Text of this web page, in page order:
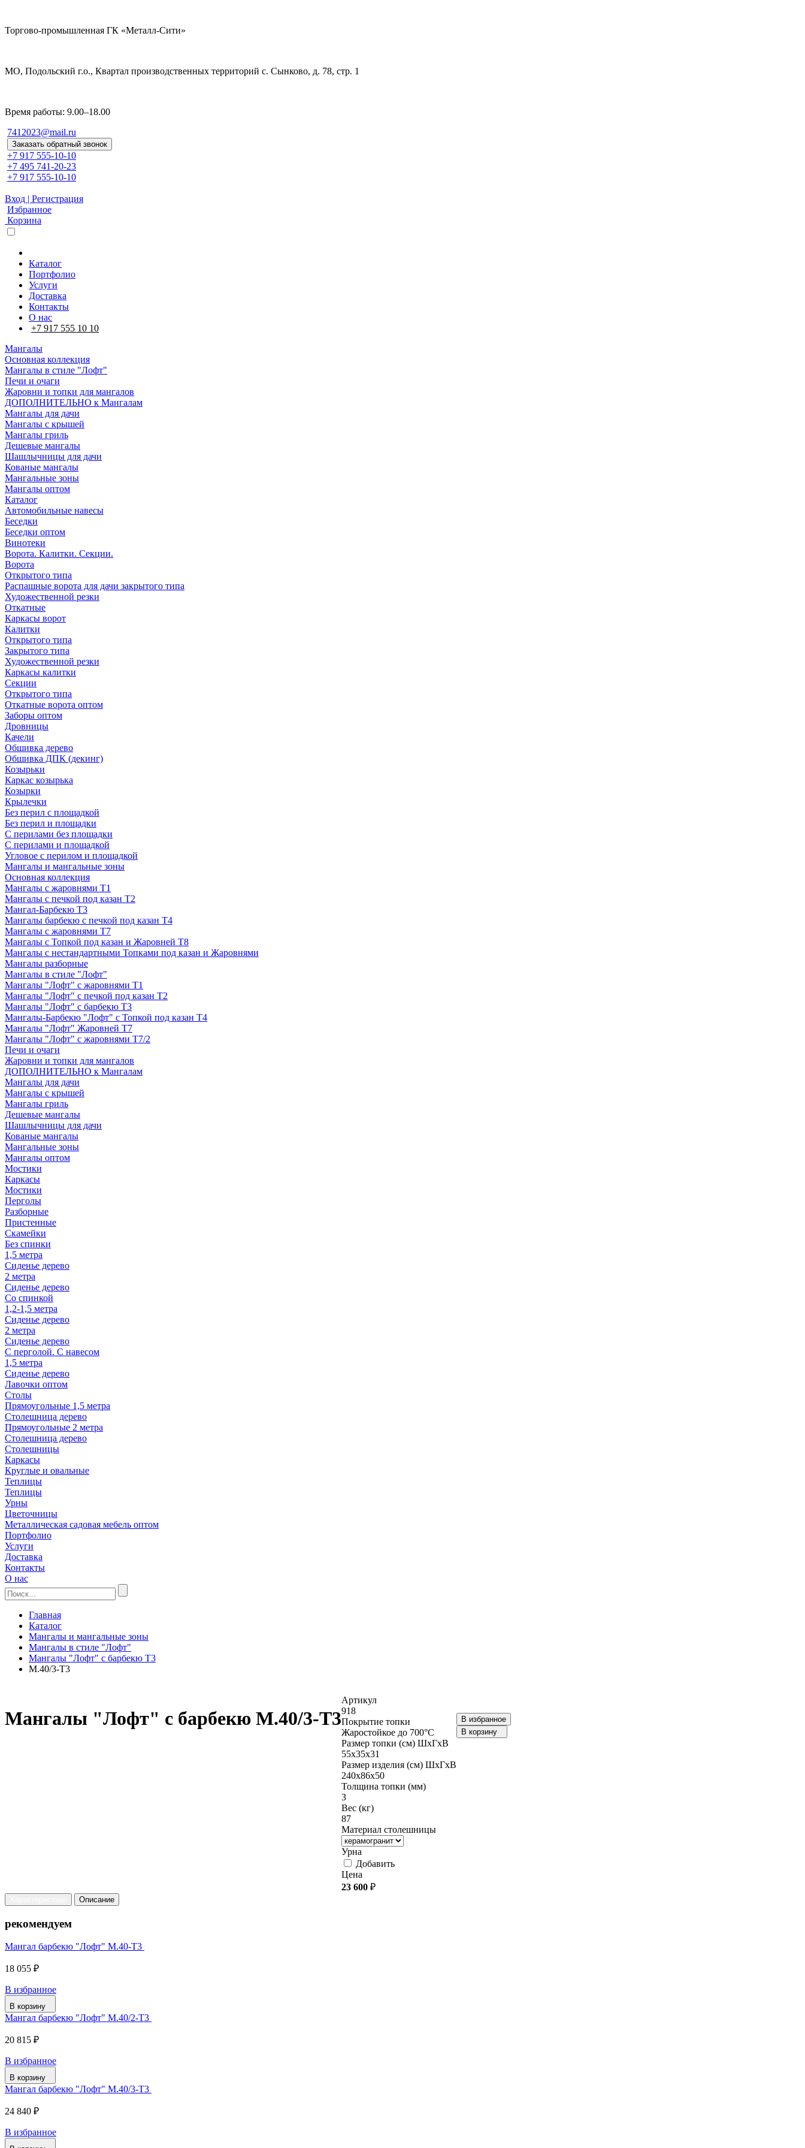
Торгово-промышленная ГК «Металл-Сити»
МО, Подольский г.о., Квартал производственных территорий с. Сынково, д. 78, стр. 1
Время работы: 9.00–18.00
7412023@mail.ru
Заказать обратный звонок
+7 917 555-10-10
+7 495 741-20-23
+7 917 555-10-10
Вход | Регистрация
Избранное
Корзина
Каталог
Портфолио
Услуги
Доставка
Контакты
О нас
+7 917 555 10 10
Мангалы
Основная коллекция
Мангалы в стиле "Лофт"
Печи и очаги
Жаровни и топки для мангалов
ДОПОЛНИТЕЛЬНО к Мангалам
Мангалы для дачи
Мангалы с крышей
Мангалы гриль
Дешевые мангалы
Шашлычницы для дачи
Кованые мангалы
Мангальные зоны
Мангалы оптом
Каталог
Автомобильные навесы
Беседки
Беседки оптом
Винотеки
Ворота. Калитки. Секции.
Ворота
Открытого типа
Распашные ворота для дачи закрытого типа
Художественной резки
Откатные
Каркасы ворот
Калитки
Открытого типа
Закрытого типа
Художественной резки
Каркасы калитки
Секции
Открытого типа
Откатные ворота оптом
Заборы оптом
Дровницы
Качели
Обшивка дерево
Обшивка ДПК (декинг)
Козырьки
Каркас козырька
Козырки
Крылечки
Без перил с площадкой
Без перил и площадки
С перилами без площадки
С перилами и площадкой
Угловое с перилом и площадкой
Мангалы и мангальные зоны
Основная коллекция
Мангалы с жаровнями Т1
Мангалы с печкой под казан Т2
Мангал-Барбекю Т3
Мангалы барбекю с печкой под казан Т4
Мангалы с жаровнями Т7
Мангалы с Топкой под казан и Жаровней Т8
Мангалы с нестандартными Топками под казан и Жаровнями
Мангалы разборные
Мангалы в стиле "Лофт"
Мангалы "Лофт" с жаровнями Т1
Мангалы "Лофт" с печкой под казан Т2
Мангалы "Лофт" с барбекю Т3
Мангалы-Барбекю "Лофт" с Топкой под казан Т4
Мангалы "Лофт" Жаровней Т7
Мангалы "Лофт" с жаровнями Т7/2
Печи и очаги
Жаровни и топки для мангалов
ДОПОЛНИТЕЛЬНО к Мангалам
Мангалы для дачи
Мангалы с крышей
Мангалы гриль
Дешевые мангалы
Шашлычницы для дачи
Кованые мангалы
Мангальные зоны
Мангалы оптом
Мостики
Каркасы
Мостики
Перголы
Разборные
Пристенные
Скамейки
Без спинки
1,5 метра
Сиденье дерево
2 метра
Сиденье дерево
Со спинкой
1,2-1,5 метра
Сиденье дерево
2 метра
Сиденье дерево
С перголой. С навесом
1,5 метра
Сиденье дерево
Лавочки оптом
Столы
Прямоугольные 1,5 метра
Столешница дерево
Прямоугольные 2 метра
Столешница дерево
Столешницы
Каркасы
Круглые и овальные
Теплицы
Теплицы
Урны
Цветочницы
Металлическая садовая мебель оптом
Портфолио
Услуги
Доставка
Контакты
О нас
Главная
Каталог
Мангалы и мангальные зоны
Мангалы в стиле "Лофт"
Мангалы "Лофт" с барбекю Т3
М.40/3-Т3
Мангалы "Лофт" с барбекю М.40/3-Т3
Артикул
918
Покрытие топки
Жаростойкое до 700°С
Размер топки (см) ШхГхВ
55х35х31
Размер изделия (см) ШхГхВ
240х86х50
Толщина топки (мм)
3
Вес (кг)
87
Материал столешницы
Урна
Добавить
Цена
23 600 ₽
В избранное
В корзину
Описание
рекомендуем
Мангал барбекю "Лофт" М.40-Т3
18 055 ₽
В избранное
В корзину
Мангал барбекю "Лофт" М.40/2-Т3
20 815 ₽
В избранное
В корзину
Мангал барбекю "Лофт" М.40/3-Т3
24 840 ₽
В избранное